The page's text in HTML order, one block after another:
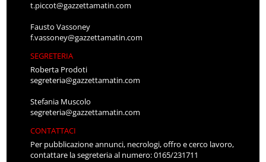
t.piccot@gazzettamatin.com
Fausto Vassoney
f.vassoney@gazzettamatin.com
SEGRETERIA
Roberta Prodoti
segreteria@gazzettamatin.com
Stefania Muscolo
segreteria@gazzettamatin.com
CONTATTACI
Per pubblicazione annunci, necrologi, offro e cerco lavoro,
contattare la segreteria al numero: 0165/231711